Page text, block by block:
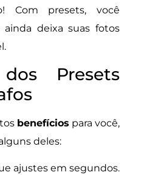
Com presets, você
deixa suas fotos
Presets
benefícios para você,
deles:
ajustes em segundos.